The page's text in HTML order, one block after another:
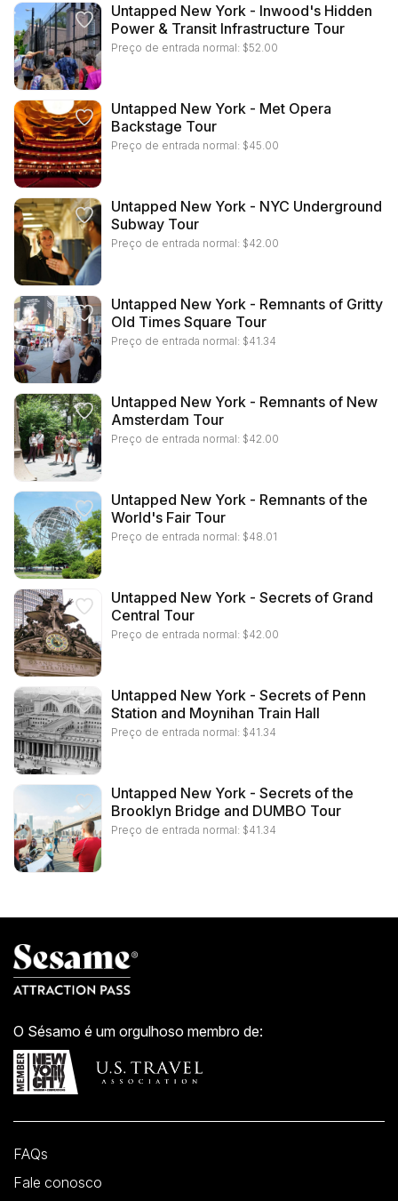
Untapped New York - Inwood's Hidden
Power & Transit Infrastructure Tour
Preço de entrada normal: $52.00
Untapped New York - Met Opera
Backstage Tour
Preço de entrada normal: $45.00
Untapped New York - NYC Underground
Subway Tour
Preço de entrada normal: $42.00
Untapped New York - Remnants of Gritty
Old Times Square Tour
Preço de entrada normal: $41.34
Untapped New York - Remnants of New
Amsterdam Tour
Preço de entrada normal: $42.00
Untapped New York - Remnants of the
World's Fair Tour
Preço de entrada normal: $48.01
Untapped New York - Secrets of Grand
Central Tour
Preço de entrada normal: $42.00
Untapped New York - Secrets of Penn
Station and Moynihan Train Hall
Preço de entrada normal: $41.34
Untapped New York - Secrets of the
Brooklyn Bridge and DUMBO Tour
Preço de entrada normal: $41.34
O Sésamo é um orgulhoso membro de:
FAQs
Fale conosco